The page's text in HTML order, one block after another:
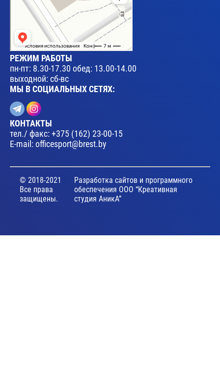
РЕЖИМ РАБОТЫ
пн-пт: 8.30-17.30 обед: 13.00-14.00
выходной: сб-вс
МЫ В СОЦИАЛЬНЫХ СЕТЯХ:
КОНТАКТЫ
тел./ факс:+375 (162) 23-00-15
E-mail: officesport@brest.by
© 2018-2021
Все права
защищены.
Разработка сайтов и программного
обеспечения ООО “Креативная
студия АникА”